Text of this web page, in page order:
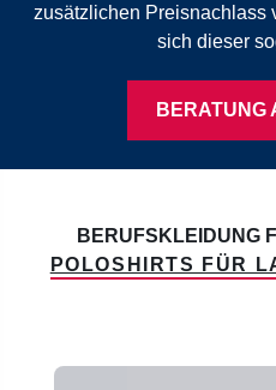
zusätzlichen Preisnachlass
sich dieser
BERATUNG
BERUFSKLEIDUNG
POLOSHIRTS FÜR
Produktgalerie